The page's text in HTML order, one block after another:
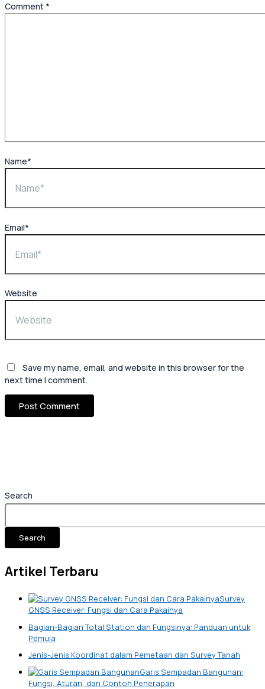
Search
Search
Artikel Terbaru
Survey
GNSS Receiver: Fungsi dan Cara Pakainya
Bagian-Bagian Total Station dan Fungsinya: Panduan untuk
Pemula
Jenis-Jenis Koordinat dalam Pemetaan dan Survey Tanah
Garis Sempadan Bangunan:
Fungsi, Aturan, dan Contoh Penerapan
Comment *
Name*
Email*
Website
Save my name, email, and website in this browser for the
next time I comment.